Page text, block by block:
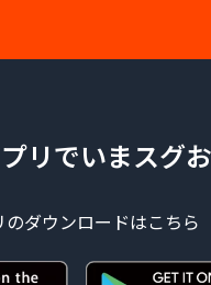
リでいまスグ
のダウンロードはこちら